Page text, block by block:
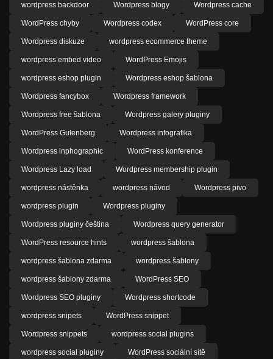
wordpress backdoor Wordpress blogy Wordpress cache
WordPress chyby Wordpress codex WordPress core
Wordpress diskuze wordpress ecommerce theme
wordpress embed video WordPress Emojis
wordpress eshop plugin Wordpress eshop šablona
Wordpress fancybox Wordpress framework
Wordpress free šablona Wordpress galery pluginy
WordPress Gutenberg Wordpress infografika
Wordpress inphographic WordPress konference
Wordpress Lazy load Wordpress membership plugin
wordpress nástěnka wordpress návod Wordpress pivo
wordpress plugin Wordpress pluginy
Wordpress pluginy čeština Wordpress query generator
WordPress resource hints wordpress šablona
wordpress šablona zdarma wordpress šablony
wordpress šablony zdarma WordPress SEO
Wordpress SEO pluginy Wordpress shortcode
wordpress snipets WordPress snippet
Wordpress snippets wordpress social plugins
wordpress social pluginy WordPress sociální sítě